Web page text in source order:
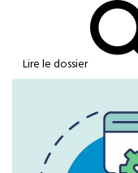
Lire le dossier